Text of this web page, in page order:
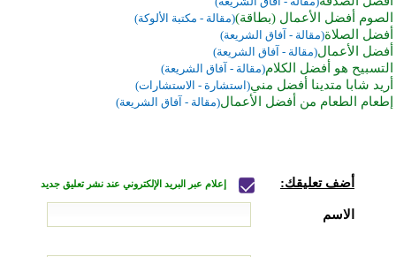
الصوم أفضل الأعمال (بطاقة)(مقالة - مكتبة الألوكة)
أفضل الصلاة(مقالة - آفاق الشريعة)
أفضل الأعمال(مقالة - آفاق الشريعة)
التسبيح هو أفضل الكلام(مقالة - آفاق الشريعة)
أريد شابا متدينا أفضل مني(استشارة - الاستشارات)
إطعام الطعام من أفضل الأعمال(مقالة - آفاق الشريعة)
أضف تعليقك: إعلام عبر البريد الإلكتروني عند نشر تعليق جديد
الاسم